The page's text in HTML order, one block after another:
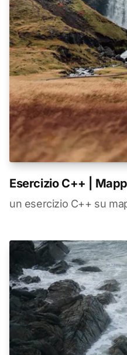
Esercizio C++ |
un esercizio C++ su